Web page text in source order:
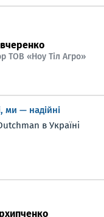
ТОВ «Ноу Тіл Агро»
ми — надійні
в Україні